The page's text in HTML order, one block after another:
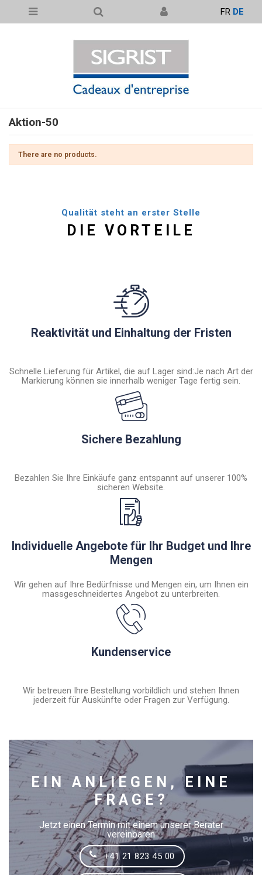
FR DE
Aktion-50
There are no products.
Qualität steht an erster Stelle
DIE VORTEILE
Reaktivität und Einhaltung der Fristen
Schnelle Lieferung für Artikel, die auf Lager sind:Je nach Art der
Markierung können sie innerhalb weniger Tage fertig sein.
Sichere Bezahlung
Bezahlen Sie Ihre Einkäufe ganz entspannt auf unserer 100%
sicheren Website.
Individuelle Angebote für Ihr Budget und Ihre
Mengen
Wir gehen auf Ihre Bedürfnisse und Mengen ein, um Ihnen ein
massgeschneidertes Angebot zu unterbreiten.
Kundenservice
Wir betreuen Ihre Bestellung vorbildlich und stehen Ihnen
jederzeit für Auskünfte oder Fragen zur Verfügung.
EIN ANLIEGEN, EINE
FRAGE?
Jetzt einen Termin mit einem unserer Berater
vereinbaren
+41 21 823 45 00